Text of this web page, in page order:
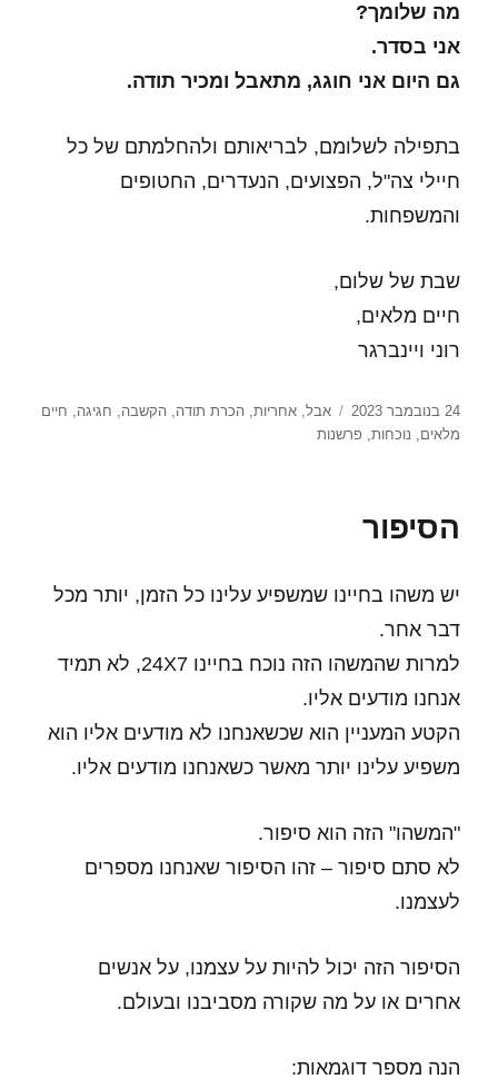
מה שלומך?
אני בסדר.
גם היום אני חוגג, מתאבל ומכיר תודה.
בתפילה לשלומם, לבריאותם ולהחלמתם של כל
חיילי צה"ל, הפצועים, הנעדרים, החטופים
והמשפחות.
שבת של שלום,
חיים מלאים,
רוני ויינברגר
פורסם
בתאריך
24 בנובמבר 2023 תגיות
אבל,אחריות,הכרת תודה,הקשבה, חגיגה, חיים
מלאים, נוכחות,פרשנות
הסיפור
יש משהו בחיינו שמשפיע עלינו כל הזמן, יותר מכל
דבר אחר.
למרות שהמשהו הזה נוכח בחיינו 24X7, לא תמיד
אנחנו מודעים אליו.
הקטע המעניין הוא שכשאנחנו לא מודעים אליו הוא
משפיע עלינו יותר מאשר כשאנחנו מודעים אליו.
"המשהו" הזה הוא סיפור.
לא סתם סיפור – זהו הסיפור שאנחנו מספרים
לעצמנו.
הסיפור הזה יכול להיות על עצמנו, על אנשים
אחרים או על מה שקורה מסביבנו ובעולם.
הנה מספר דוגמאות: